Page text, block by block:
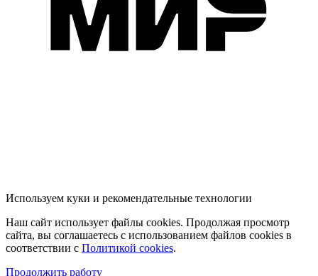
Используем куки и рекомендательные технологии
Наш сайт использует файлы cookies. Продолжая просмотр
сайта, вы соглашаетесь с использованием файлов cookies в
соответствии с Политикой cookies.
Продолжить работу